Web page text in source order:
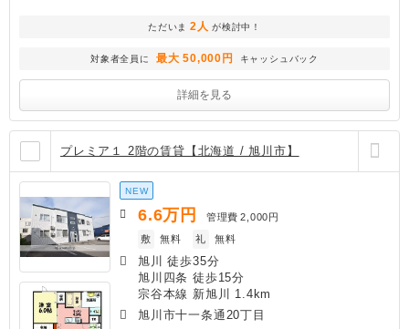
ただいま 2人 が検討中！
対象者全員に 最大 50,000円 キャッシュバック
詳細を見る
プレミア１ 2階の賃貸【北海道 / 旭川市】
NEW
6.6万円 管理費 2,000円
敷
無料 礼 無料
旭川 徒歩35分
旭川四条 徒歩15分
宗谷本線 新旭川 1.4km
旭川市十一条通20丁目